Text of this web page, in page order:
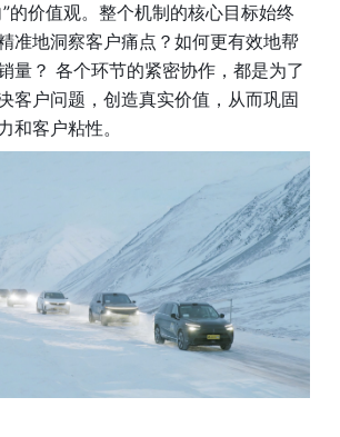
的价值观。整个机制的核心目标始终
准地洞察客户痛点？如何更有效地帮
量？ 各个环节的紧密协作，都是为了
客户问题，创造真实价值，从而巩固
和客户粘性。